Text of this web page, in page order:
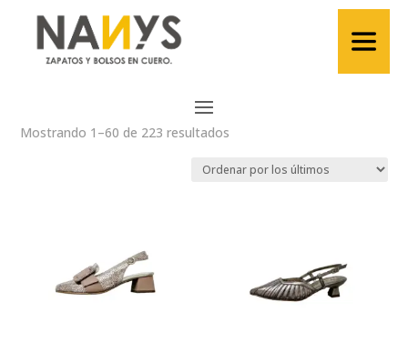
Mostrando 1–60 de 223 resultados